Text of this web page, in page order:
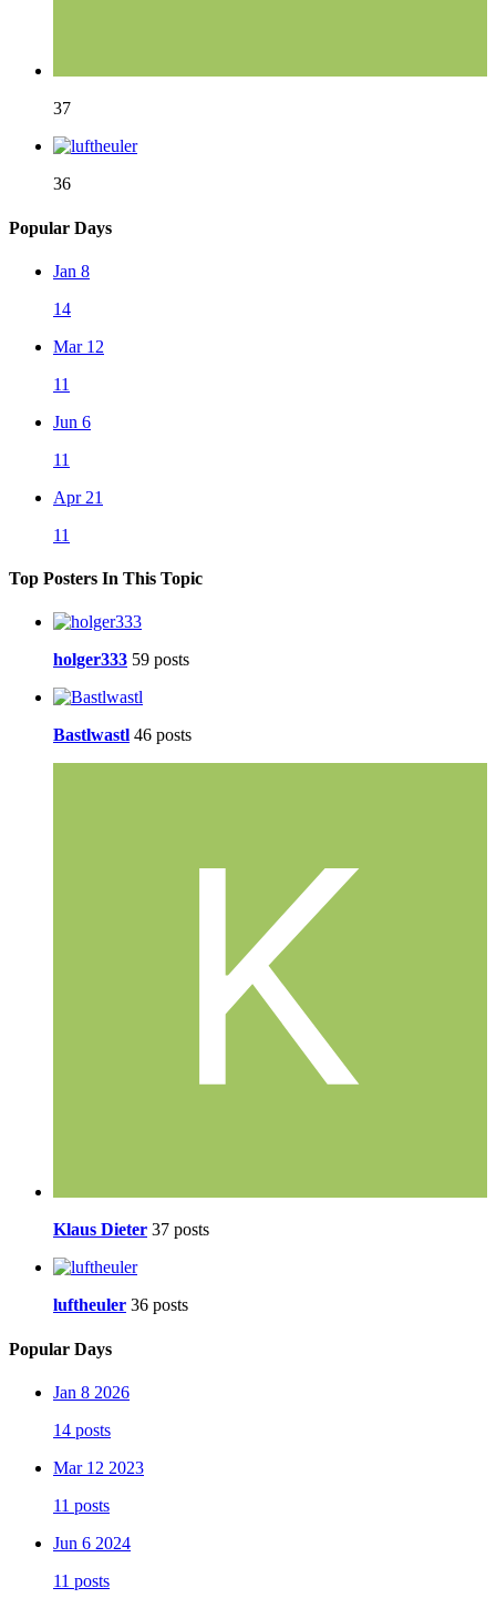
37
36
Popular Days
Jan 8
14
Mar 12
11
Jun 6
11
Apr 21
11
Top Posters In This Topic
holger333 59 posts
Bastlwastl 46 posts
Klaus Dieter 37 posts
luftheuler 36 posts
Popular Days
Jan 8 2026
14 posts
Mar 12 2023
11 posts
Jun 6 2024
11 posts